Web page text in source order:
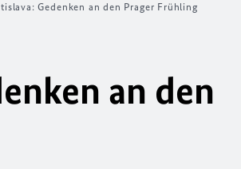
Gedenken an den Prager Frühling
an den